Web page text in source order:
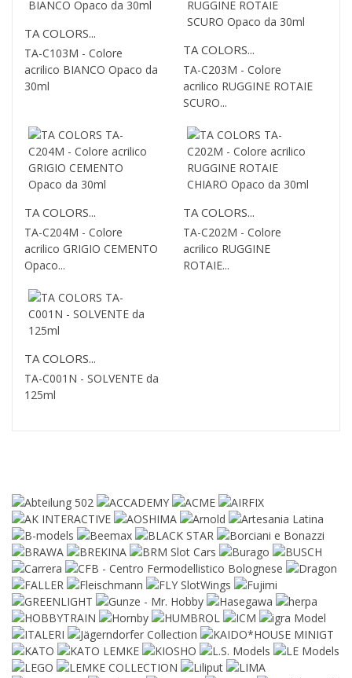
TA COLORS...
TA-C103M - Colore
acrilico BIANCO Opaco da
30ml
TA COLORS...
TA-C203M - Colore
acrilico RUGGINE ROTAIE
SCURO...
TA COLORS...
TA-C204M - Colore
acrilico GRIGIO CEMENTO
Opaco...
TA COLORS...
TA-C202M - Colore
acrilico RUGGINE
ROTAIE...
TA COLORS...
TA-C001N - SOLVENTE da
125ml